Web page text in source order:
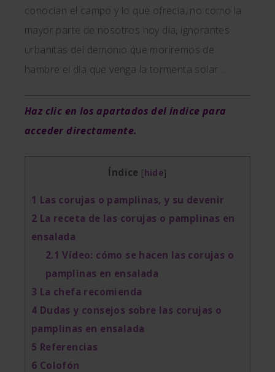
conocían el campo y lo que ofrecía, no como la
mayor parte de nosotros hoy día, ignorantes
urbanitas del demonio que moriremos de
hambre el día que venga la tormenta solar…
Haz clic en los apartados del índice para
acceder directamente.
Índice [hide]
1 Las corujas o pamplinas, y su devenir
2 La receta de las corujas o pamplinas en
ensalada
2.1 Vídeo: cómo se hacen las corujas o
pamplinas en ensalada
3 La chefa recomienda
4 Dudas y consejos sobre las corujas o
pamplinas en ensalada
5 Referencias
6 Colofón